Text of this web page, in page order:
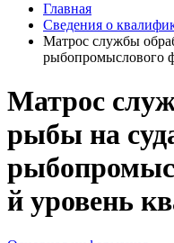
Главная
Сведения о
Матрос службы
рыбопромыслового
Матрос
рыбы на
й уровень